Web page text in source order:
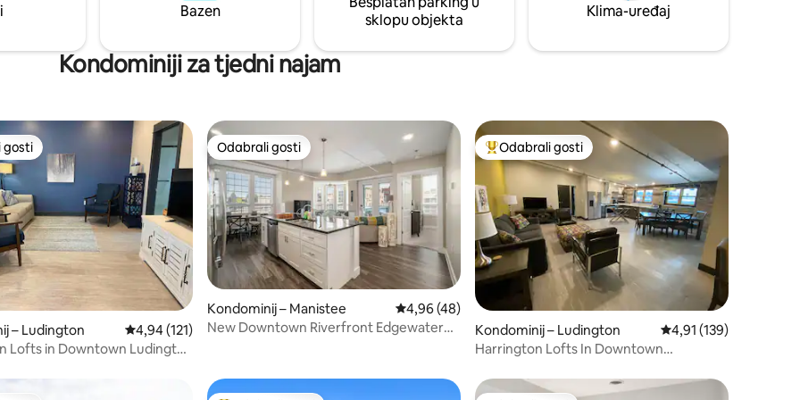
Bazen
sklopu objekta
Klima-uređaj
Kondominiji za tjedni najam
recenzija: 19
gosti
gosti
– Ludington Prosječna ocjena: 4,94/5, recenzija: 121
4,94 (121)
Lofts in Downtown Ludington
Odabrali gosti
Odabrali gosti
Kondominij – Manistee Prosječna ocjena: 4,96/5, recenzija: 48
4,96 (48)
New Downtown Riverfront Edgewater
Među najviše rangiranima s oznakom „Odabrali gosti”
Odabrali gosti
Kondominij – Ludington Prosječna ocjena:
4,91 (139)
Harrington Lofts In Downtown